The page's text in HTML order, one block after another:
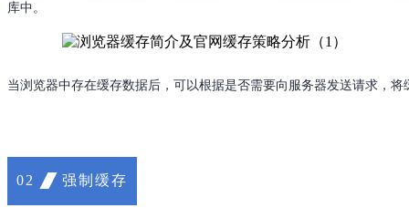
库中。
当浏览器中存在缓存数据后，可以根据是否需要向服务器发送请求，
02 强制缓存